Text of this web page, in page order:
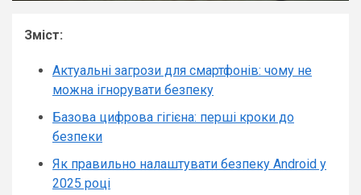
Зміст:
Актуальні загрози для смартфонів: чому не
можна ігнорувати безпеку
Базова цифрова гігієна: перші кроки до
безпеки
Як правильно налаштувати безпеку Android у
2025 році